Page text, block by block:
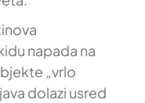
napada na
„vrlo
dolazi usred